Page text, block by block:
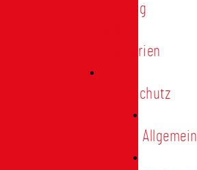
Satzung
Regularien
Datenschutz
Allgemein